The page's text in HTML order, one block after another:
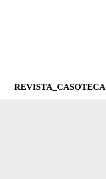
REVISTA_CASOTECA